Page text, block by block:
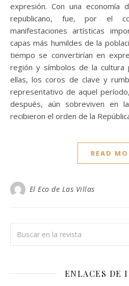
expresión. Con una economía
republicano, fue, por el
manifestaciones artísticas
capas más humildes de la
tiempo se convertirían en
región y símbolos de la cultura
ellas, los coros de clave y
representativo de aquel
después, aún sobreviven en
recibieron el orden de la
READ
El Eco de Las Villas
ENLACES DE